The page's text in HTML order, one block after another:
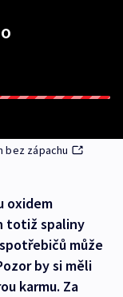
bez zápachu
oxidem
totiž spaliny
může
by si měli
karmu. Za